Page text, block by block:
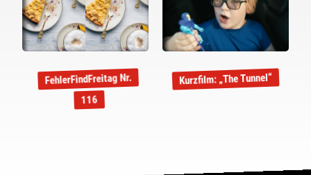
FehlerFindFreitag Nr.
116
Kurzfilm: „The Tunnel“